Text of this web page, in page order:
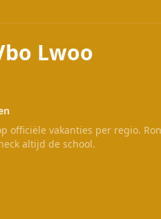
Lwoo
officiële vakanties per regio.
altijd de school.